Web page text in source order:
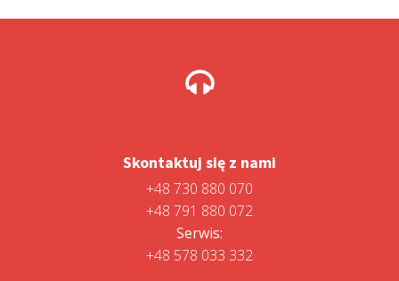
Skontaktuj się z nami
+48 730 880 070
+48 791 880 072
Serwis:
+48 578 033 332